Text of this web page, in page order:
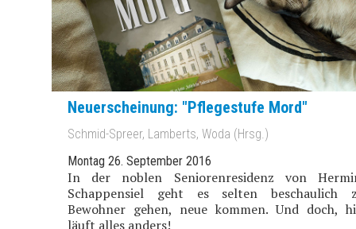
Neuerscheinung: "Pflegestufe Mord"
Schmid-Spreer, Lamberts, Woda (Hrsg.)
Montag 26. September 2016
In der noblen Seniorenresidenz von
Schappensiel geht es selten beschaulich
Bewohner gehen, neue kommen. Und doch,
läuft alles anders!